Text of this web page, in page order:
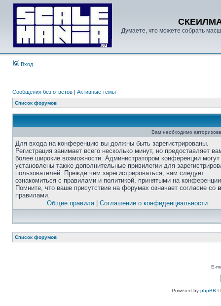
Думаете, что можете собрать
Вход
Сообщения без ответов | Активные темы
Список форумов
Вам необходимо
Для входа на конференцию вы должны быть зарегистрированы.
Регистрация занимает всего несколько минут, но предоставляет
более широкие возможности. Администратором конференции
установлены также дополнительные привилегии для
пользователей. Прежде чем зарегистрироваться, вам следует
ознакомиться с правилами и политикой, принятыми на
Помните, что ваше присутствие на форумах означает согласие со
правилами.
Общие правила| Соглашение о конфиденциальности
Список форумов
E-
Powered by phpBB